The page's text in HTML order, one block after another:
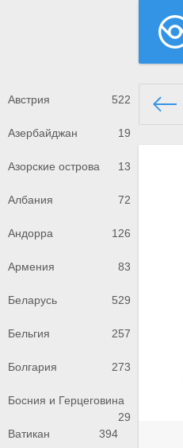
Австрия 522
Азербайджан 19
Азорские острова 13
Албания 72
Андорра 126
Армения 83
Беларусь 529
Бельгия 257
Болгария 273
Босния и Герцеговина
29
Ватикан
394